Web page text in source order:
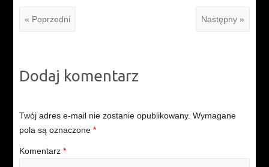
« Poprzedni Następny »
Dodaj komentarz
Twój adres e-mail nie zostanie opublikowany. Wymagane
pola są oznaczone *
Komentarz *